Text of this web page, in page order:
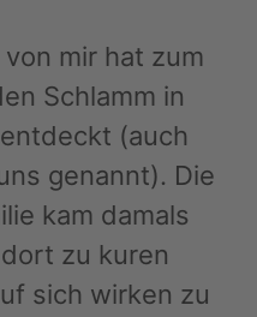
mir hat zum
Schlamm in
(auch
genannt). Die
kam damals
zu kuren
sich wirken zu